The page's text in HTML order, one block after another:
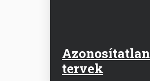
Azonosítatlan
tervek